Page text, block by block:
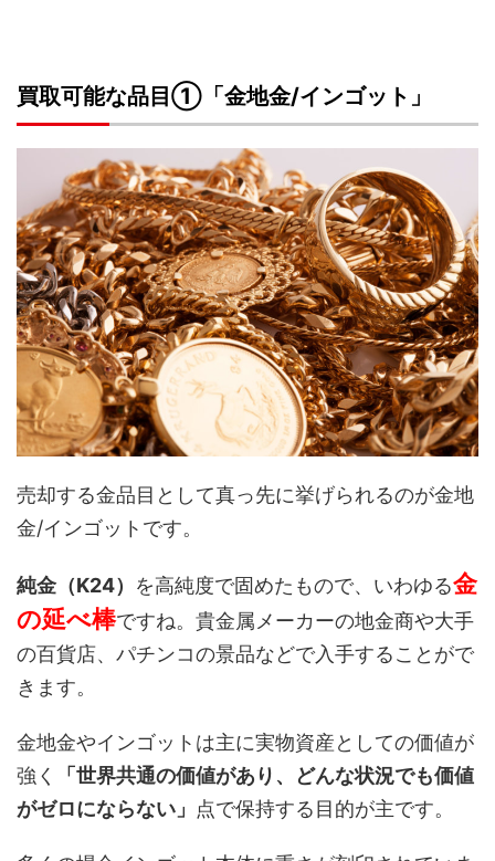
買取可能な品目①「金地金/インゴット」
売却する金品目として真っ先に挙げられるのが金地
金/インゴットです。
純金（K24） を高純度で固めたもので、いわゆる金
の延べ棒ですね。貴金属メーカーの地金商や大手
の百貨店、パチンコの景品などで入手することがで
きます。
金地金やインゴットは主に実物資産としての価値が
強く
「世界共通の価値があり、どんな状況でも価値
がゼロにならない」 点で保持する目的が主です。